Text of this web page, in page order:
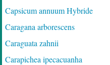
Capsicum annuum Hybride
Caragana arborescens
Caraguata zahnii
Carapichea ipecacuanha